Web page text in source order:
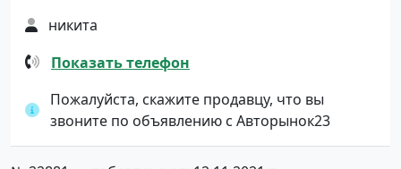
никита
Показать телефон
Пожалуйста, скажите продавцу, что вы
звоните по объявлению с Авторынок23